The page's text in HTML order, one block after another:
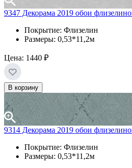
9347 Декорама 2019 обои
Покрытие: Флизелин
Размеры: 0,53*11,2м
Цена: 1440 ₽
В корзину
9314 Декорама 2019 обои
Покрытие: Флизелин
Размеры: 0,53*11,2м